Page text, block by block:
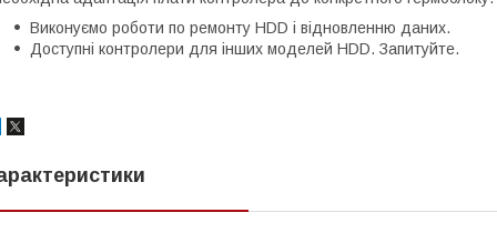
Виконуємо роботи по ремонту HDD і відновленню даних.
Доступні контролери для інших моделей HDD. Запитуйте.